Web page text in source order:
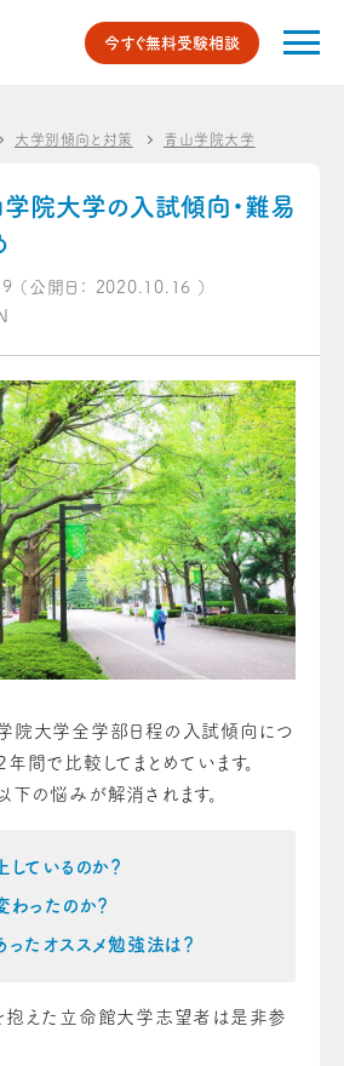
今すぐ無料受験相談
大学別傾向と対策 青山学院大学
学院大学の入試傾向・難易
（公開日： 2020.10.16 ）
院大学全学部日程の入試傾向につ
間で比較してまとめています。
の悩みが解消されます。
ているのか？
ったのか？
たオススメ勉強法は？
抱えた立命館大学志望者は是非参